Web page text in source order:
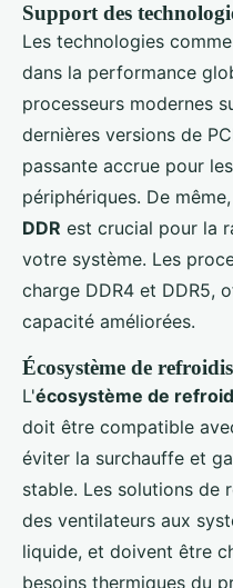
Support des
Les technologies comme
dans la performance
processeurs modernes
dernières versions de
passante accrue pour
périphériques. De
DDR est crucial pour la
votre système. Les
charge DDR4 et DDR5,
capacité améliorées.
Écosystème de
L'écosystème de
doit être compatible
éviter la surchauffe et
stable. Les solutions de
des ventilateurs aux
liquide, et doivent être
besoins thermiques du